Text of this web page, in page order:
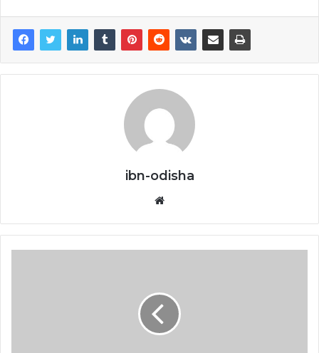
ibn-odisha
Website